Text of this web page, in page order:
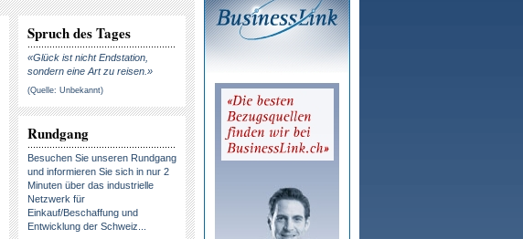
Spruch des Tages
«Glück ist nicht Endstation,
sondern eine Art zu reisen.»
(Quelle: Unbekannt)
Rundgang
Besuchen Sie unseren Rundgang
und informieren Sie sich in nur 2
Minuten über das industrielle
Netzwerk für
Einkauf/Beschaffung und
Entwicklung der Schweiz...